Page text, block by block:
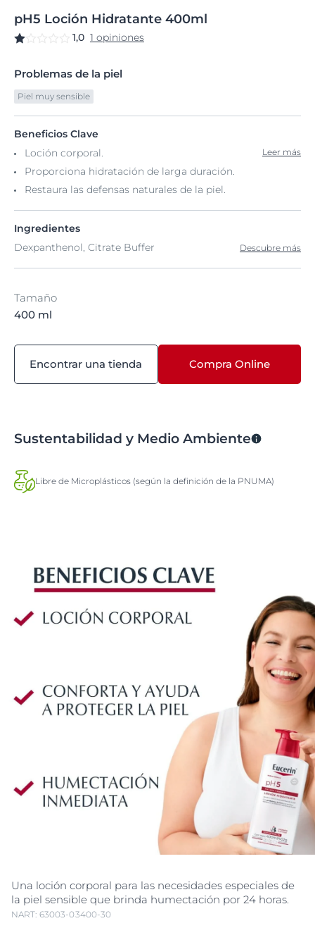
pH5 Loción Hidratante 400ml
1,0 1 opiniones
Problemas de la piel
Piel muy sensible
Beneficios Clave
Loción corporal.
Proporciona hidratación de larga duración.
Restaura las defensas naturales de la piel.
Leer más
Ingredientes
Dexpanthenol, Citrate Buffer
Descubre más
Tamaño
400 ml
Encontrar una tienda Compra Online
Sustentabilidad y Medio Ambiente
Libre de Microplásticos (según la definición de la PNUMA)
Una loción corporal para las necesidades especiales de
la piel sensible que brinda humectación por 24 horas.
NART: 63003-03400-30